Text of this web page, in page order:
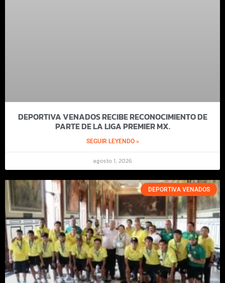
DEPORTIVA VENADOS RECIBE RECONOCIMIENTO DE
PARTE DE LA LIGA PREMIER MX.
SEGUIR LEYENDO »
agosto 1, 2026
DEPORTIVA VENADOS